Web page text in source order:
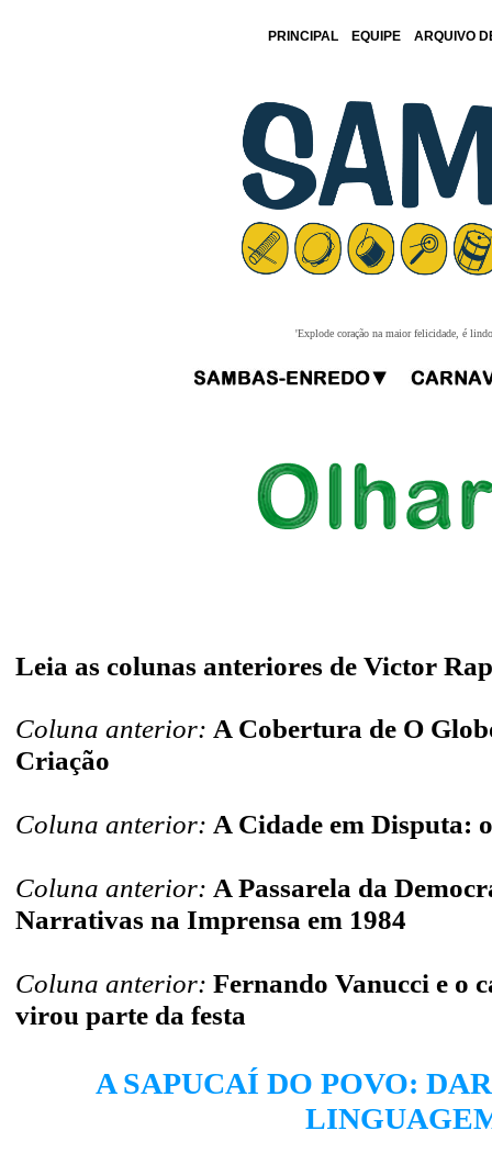
PRINCIPAL EQUIPE ARQUIVO
'Explode coração na maior felicidade, é
Leia as colunas anteriores de Victor
Coluna anterior: A Cobertura de O
Criação
Coluna anterior: A Cidade em Disputa:
Coluna anterior: A Passarela da
Narrativas na Imprensa em 1984
Coluna anterior: Fernando Vanucci e o
virou parte da festa
A SAPUCAÍ DO POVO: